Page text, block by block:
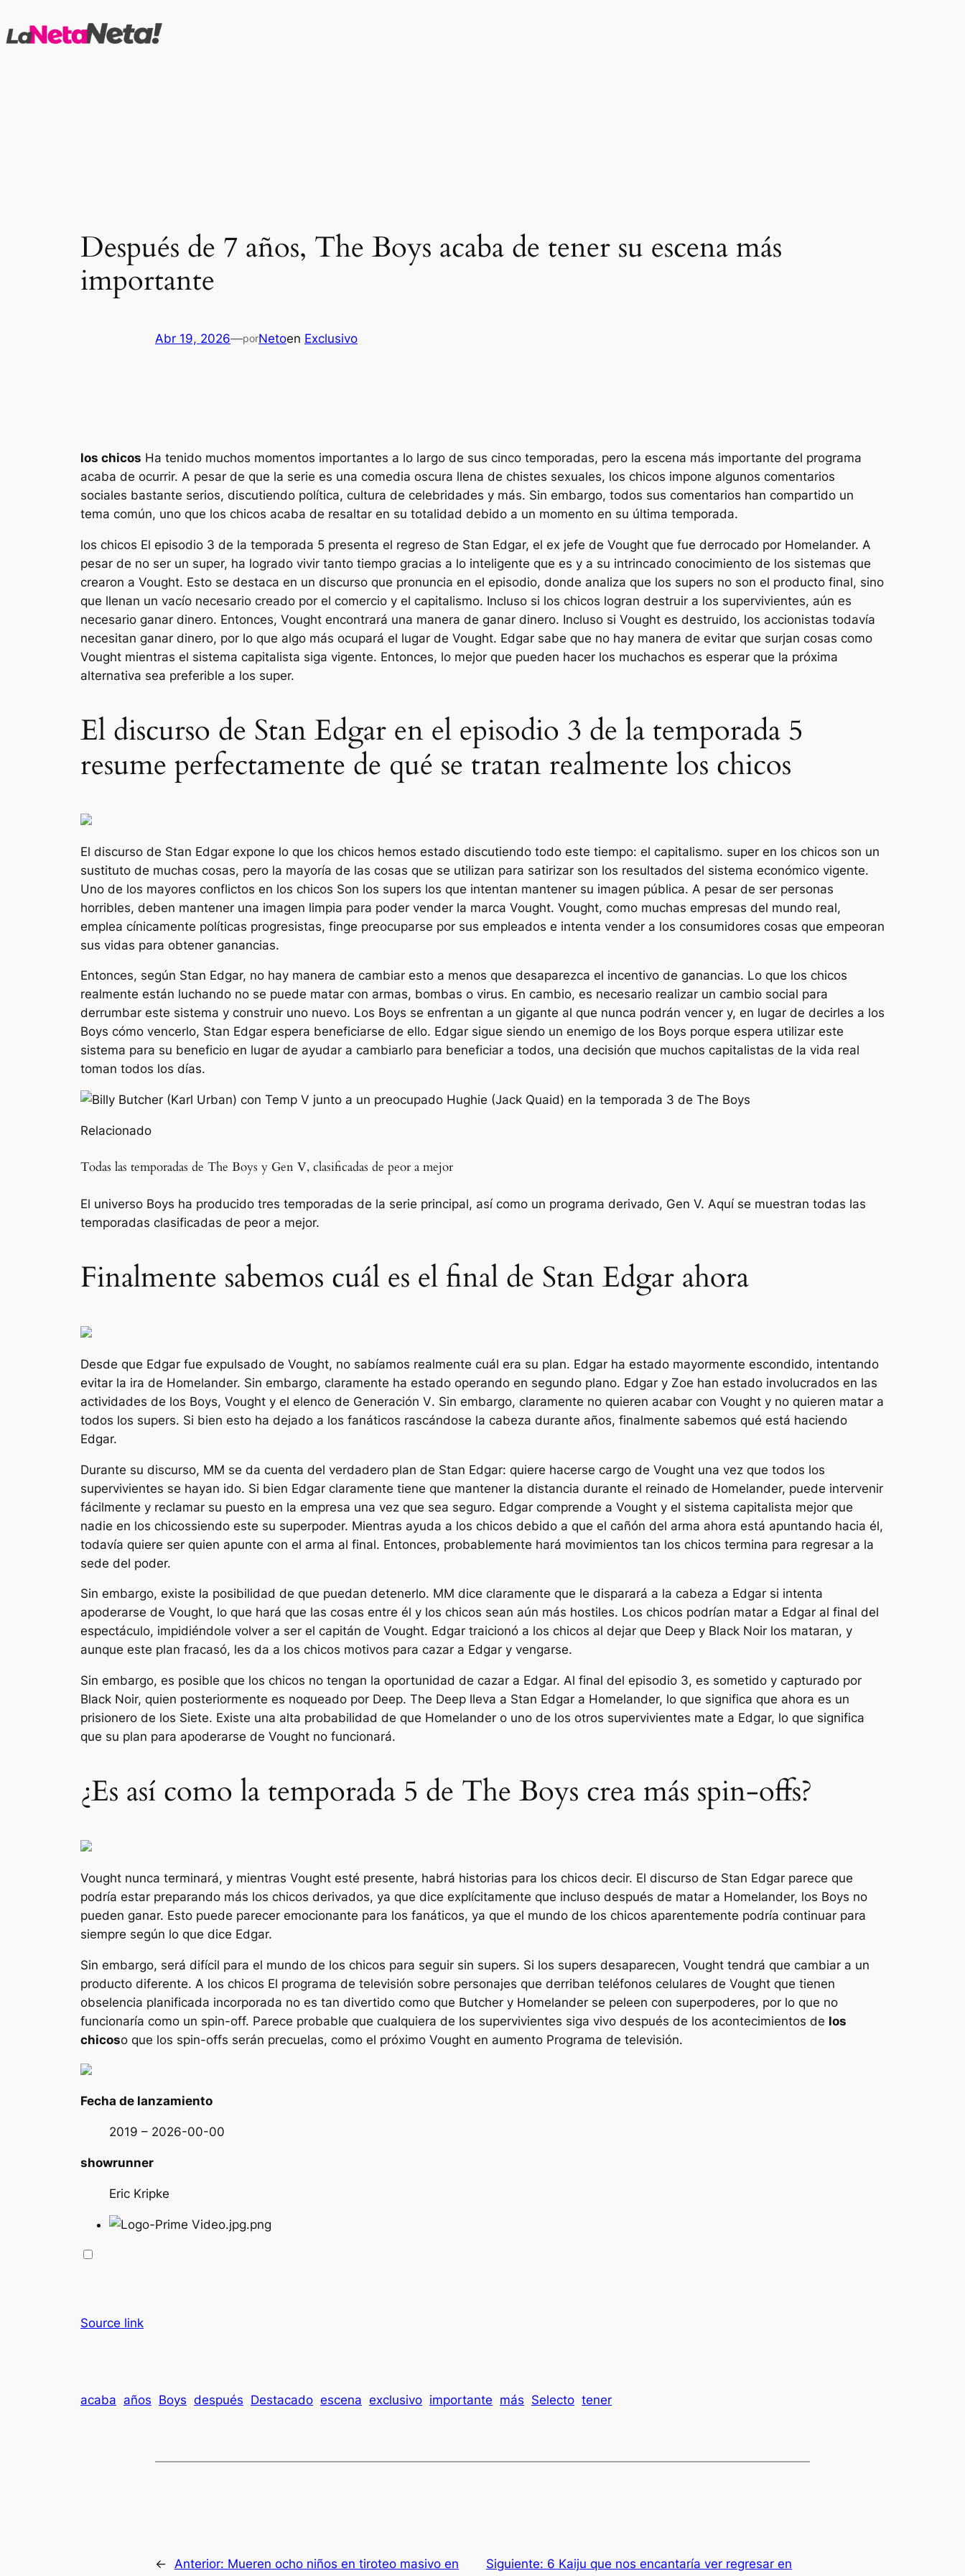
al
Después de 7 años, The Boys acaba de tener su escena más
importante
Abr 19, 2026—porNetoen Exclusivo
los chicos Ha tenido muchos momentos importantes a lo largo de sus cinco temporadas, pero la escena más importante del programa
acaba de ocurrir. A pesar de que la serie es una comedia oscura llena de chistes sexuales, los chicos impone algunos comentarios
sociales bastante serios, discutiendo política, cultura de celebridades y más. Sin embargo, todos sus comentarios han compartido un
tema común, uno que los chicos acaba de resaltar en su totalidad debido a un momento en su última temporada.
los chicos El episodio 3 de la temporada 5 presenta el regreso de Stan Edgar, el ex jefe de Vought que fue derrocado por Homelander. A
pesar de no ser un super, ha logrado vivir tanto tiempo gracias a lo inteligente que es y a su intrincado conocimiento de los sistemas que
crearon a Vought. Esto se destaca en un discurso que pronuncia en el episodio, donde analiza que los supers no son el producto final, sino
que llenan un vacío necesario creado por el comercio y el capitalismo. Incluso si los chicos logran destruir a los supervivientes, aún es
necesario ganar dinero. Entonces, Vought encontrará una manera de ganar dinero. Incluso si Vought es destruido, los accionistas todavía
necesitan ganar dinero, por lo que algo más ocupará el lugar de Vought. Edgar sabe que no hay manera de evitar que surjan cosas como
Vought mientras el sistema capitalista siga vigente. Entonces, lo mejor que pueden hacer los muchachos es esperar que la próxima
alternativa sea preferible a los super.
El discurso de Stan Edgar en el episodio 3 de la temporada 5
resume perfectamente de qué se tratan realmente los chicos
El discurso de Stan Edgar expone lo que los chicos hemos estado discutiendo todo este tiempo: el capitalismo. super en los chicos son un
sustituto de muchas cosas, pero la mayoría de las cosas que se utilizan para satirizar son los resultados del sistema económico vigente.
Uno de los mayores conflictos en los chicos Son los supers los que intentan mantener su imagen pública. A pesar de ser personas
horribles, deben mantener una imagen limpia para poder vender la marca Vought. Vought, como muchas empresas del mundo real,
emplea cínicamente políticas progresistas, finge preocuparse por sus empleados e intenta vender a los consumidores cosas que empeoran
sus vidas para obtener ganancias.
Entonces, según Stan Edgar, no hay manera de cambiar esto a menos que desaparezca el incentivo de ganancias. Lo que los chicos
realmente están luchando no se puede matar con armas, bombas o virus. En cambio, es necesario realizar un cambio social para
derrumbar este sistema y construir uno nuevo. Los Boys se enfrentan a un gigante al que nunca podrán vencer y, en lugar de decirles a los
Boys cómo vencerlo, Stan Edgar espera beneficiarse de ello. Edgar sigue siendo un enemigo de los Boys porque espera utilizar este
sistema para su beneficio en lugar de ayudar a cambiarlo para beneficiar a todos, una decisión que muchos capitalistas de la vida real
toman todos los días.
Relacionado
Todas las temporadas de The Boys y Gen V, clasificadas de peor a mejor
El universo Boys ha producido tres temporadas de la serie principal, así como un programa derivado, Gen V. Aquí se muestran todas las
temporadas clasificadas de peor a mejor.
Finalmente sabemos cuál es el final de Stan Edgar ahora
Desde que Edgar fue expulsado de Vought, no sabíamos realmente cuál era su plan. Edgar ha estado mayormente escondido, intentando
evitar la ira de Homelander. Sin embargo, claramente ha estado operando en segundo plano. Edgar y Zoe han estado involucrados en las
actividades de los Boys, Vought y el elenco de Generación V. Sin embargo, claramente no quieren acabar con Vought y no quieren matar a
todos los supers. Si bien esto ha dejado a los fanáticos rascándose la cabeza durante años, finalmente sabemos qué está haciendo
Edgar.
Durante su discurso, MM se da cuenta del verdadero plan de Stan Edgar: quiere hacerse cargo de Vought una vez que todos los
supervivientes se hayan ido. Si bien Edgar claramente tiene que mantener la distancia durante el reinado de Homelander, puede intervenir
fácilmente y reclamar su puesto en la empresa una vez que sea seguro. Edgar comprende a Vought y el sistema capitalista mejor que
nadie en los chicossiendo este su superpoder. Mientras ayuda a los chicos debido a que el cañón del arma ahora está apuntando hacia él,
todavía quiere ser quien apunte con el arma al final. Entonces, probablemente hará movimientos tan los chicos termina para regresar a la
sede del poder.
Sin embargo, existe la posibilidad de que puedan detenerlo. MM dice claramente que le disparará a la cabeza a Edgar si intenta
apoderarse de Vought, lo que hará que las cosas entre él y los chicos sean aún más hostiles. Los chicos podrían matar a Edgar al final del
espectáculo, impidiéndole volver a ser el capitán de Vought. Edgar traicionó a los chicos al dejar que Deep y Black Noir los mataran, y
aunque este plan fracasó, les da a los chicos motivos para cazar a Edgar y vengarse.
Sin embargo, es posible que los chicos no tengan la oportunidad de cazar a Edgar. Al final del episodio 3, es sometido y capturado por
Black Noir, quien posteriormente es noqueado por Deep. The Deep lleva a Stan Edgar a Homelander, lo que significa que ahora es un
prisionero de los Siete. Existe una alta probabilidad de que Homelander o uno de los otros supervivientes mate a Edgar, lo que significa
que su plan para apoderarse de Vought no funcionará.
¿Es así como la temporada 5 de The Boys crea más spin-offs?
Vought nunca terminará, y mientras Vought esté presente, habrá historias para los chicos decir. El discurso de Stan Edgar parece que
podría estar preparando más los chicos derivados, ya que dice explícitamente que incluso después de matar a Homelander, los Boys no
pueden ganar. Esto puede parecer emocionante para los fanáticos, ya que el mundo de los chicos aparentemente podría continuar para
siempre según lo que dice Edgar.
Sin embargo, será difícil para el mundo de los chicos para seguir sin supers. Si los supers desaparecen, Vought tendrá que cambiar a un
producto diferente. A los chicos El programa de televisión sobre personajes que derriban teléfonos celulares de Vought que tienen
obselencia planificada incorporada no es tan divertido como que Butcher y Homelander se peleen con superpoderes, por lo que no
funcionaría como un spin-off. Parece probable que cualquiera de los supervivientes siga vivo después de los acontecimientos de los
chicoso que los spin-offs serán precuelas, como el próximo Vought en aumento Programa de televisión.
Fecha de lanzamiento
2019 – 2026-00-00
showrunner
Eric Kripke
Source link
acaba años Boys después Destacado escena exclusivo importante más Selecto tener
← Anterior: Mueren ocho niños en tiroteo masivo en
Siguiente: 6 Kaiju que nos encantaría ver regresar en